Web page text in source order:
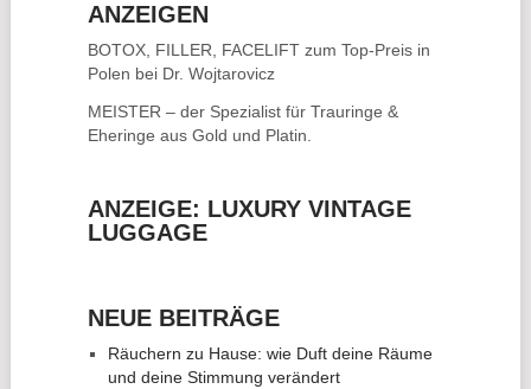
ANZEIGEN
BOTOX, FILLER, FACELIFTzum Top-Preis in
Polen bei Dr. Wojtarovicz
MEISTER – der Spezialist für Trauringe &
Eheringe aus Gold und Platin.
ANZEIGE: LUXURY VINTAGE
LUGGAGE
NEUE BEITRÄGE
Räuchern zu Hause: wie Duft deine Räume
und deine Stimmung verändert